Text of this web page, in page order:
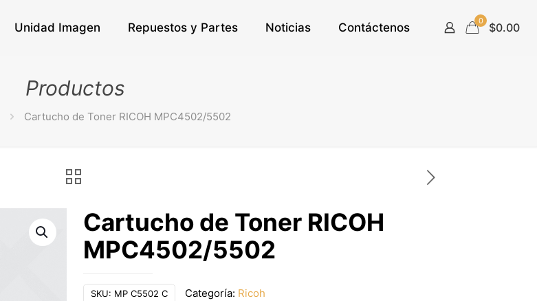
Unidad Imagen Repuestos y Partes Noticias Contáctenos 0 $0.00
Productos
Cartucho de Toner RICOH MPC4502/5502
Cartucho de Toner RICOH
MPC4502/5502
SKU: MP C5502 C Categoría: Ricoh